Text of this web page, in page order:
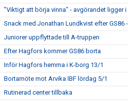
"Viktigt att börja vinna" - avgörandet ligger i
Snack med Jonathan Lundkvist efter GS86
Juniorer uppflyttade till A-truppen
Efter Hagfors kommer GS86 borta
Inför Hagfors hemma i K-borg 13/1
Bortamöte mot Arvika IBF lördag 5/1
Rutinerad center tillbaka